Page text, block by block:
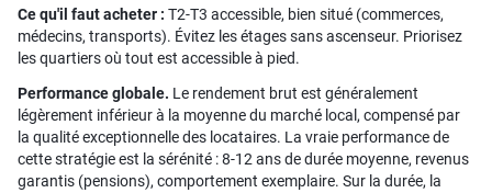
Ce qu'il faut acheter : T2-T3 accessible, bien situé (commerces,
médecins, transports). Évitez les étages sans ascenseur. Priorisez
les quartiers où tout est accessible à pied.
Performance globale. Le rendement brut est généralement
légèrement inférieur à la moyenne du marché local, compensé par
la qualité exceptionnelle des locataires. La vraie performance de
cette stratégie est la sérénité : 8-12 ans de durée moyenne, revenus
garantis (pensions), comportement exemplaire. Sur la durée, la